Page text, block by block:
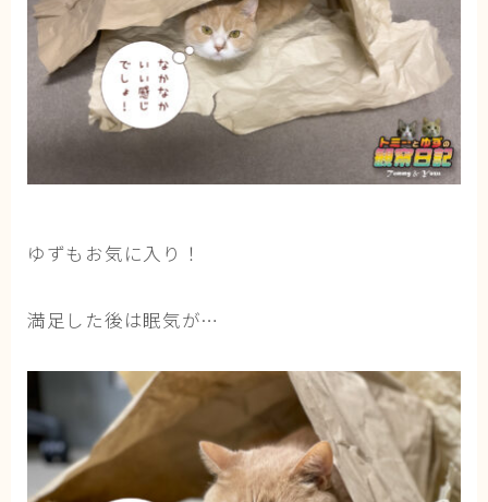
ゆずもお気に入り！
満足した後は眠気が…